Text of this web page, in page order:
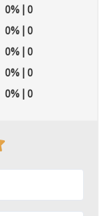
0% | 0
0% | 0
0% | 0
0% | 0
0% | 0